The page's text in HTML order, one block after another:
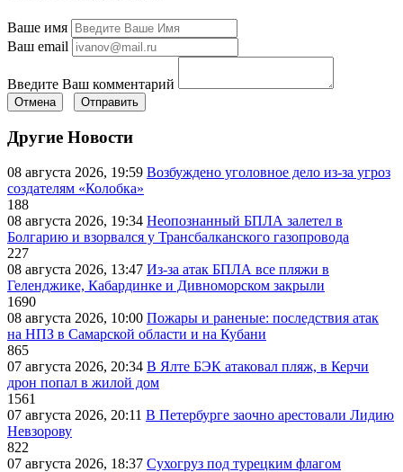
Ваше имя
Ваш email
Введите Ваш комментарий
Отмена Отправить
Другие Новости
08 августа 2026, 19:59 Возбуждено уголовное дело из-за угроз
создателям «Колобка»
188
08 августа 2026, 19:34 Неопознанный БПЛА залетел в
Болгарию и взорвался у Трансбалканского газопровода
227
08 августа 2026, 13:47 Из-за атак БПЛА все пляжи в
Геленджике, Кабардинке и Дивноморском закрыли
1690
08 августа 2026, 10:00 Пожары и раненые: последствия атак
на НПЗ в Самарской области и на Кубани
865
07 августа 2026, 20:34 В Ялте БЭК атаковал пляж, в Керчи
дрон попал в жилой дом
1561
07 августа 2026, 20:11 В Петербурге заочно арестовали Лидию
Невзорову
822
07 августа 2026, 18:37 Сухогруз под турецким флагом